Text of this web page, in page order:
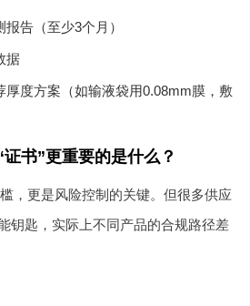
告（至少3个月）
据
厚度方案（如输液袋用0.08mm膜，敷
书”更重要的是什么？
，更是风险控制的关键。但很多供应
钥匙，实际上不同产品的合规路径差